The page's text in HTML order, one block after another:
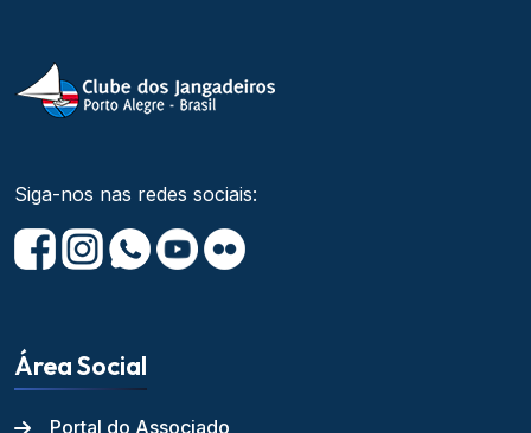
Siga-nos nas redes sociais:
Área Social
Portal do Associado